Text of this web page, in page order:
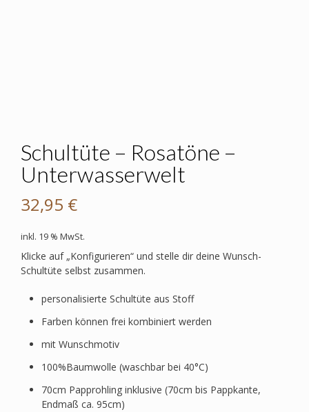
Schultüte – Rosatöne –
Unterwasserwelt
32,95 €
inkl. 19 % MwSt.
Klicke auf „Konfigurieren“ und stelle dir deine Wunsch-
Schultüte selbst zusammen.
personalisierte Schultüte aus Stoff
Farben können frei kombiniert werden
mit Wunschmotiv
100%Baumwolle (waschbar bei 40°C)
70cm Papprohling inklusive (70cm bis Pappkante,
Endmaß ca. 95cm)